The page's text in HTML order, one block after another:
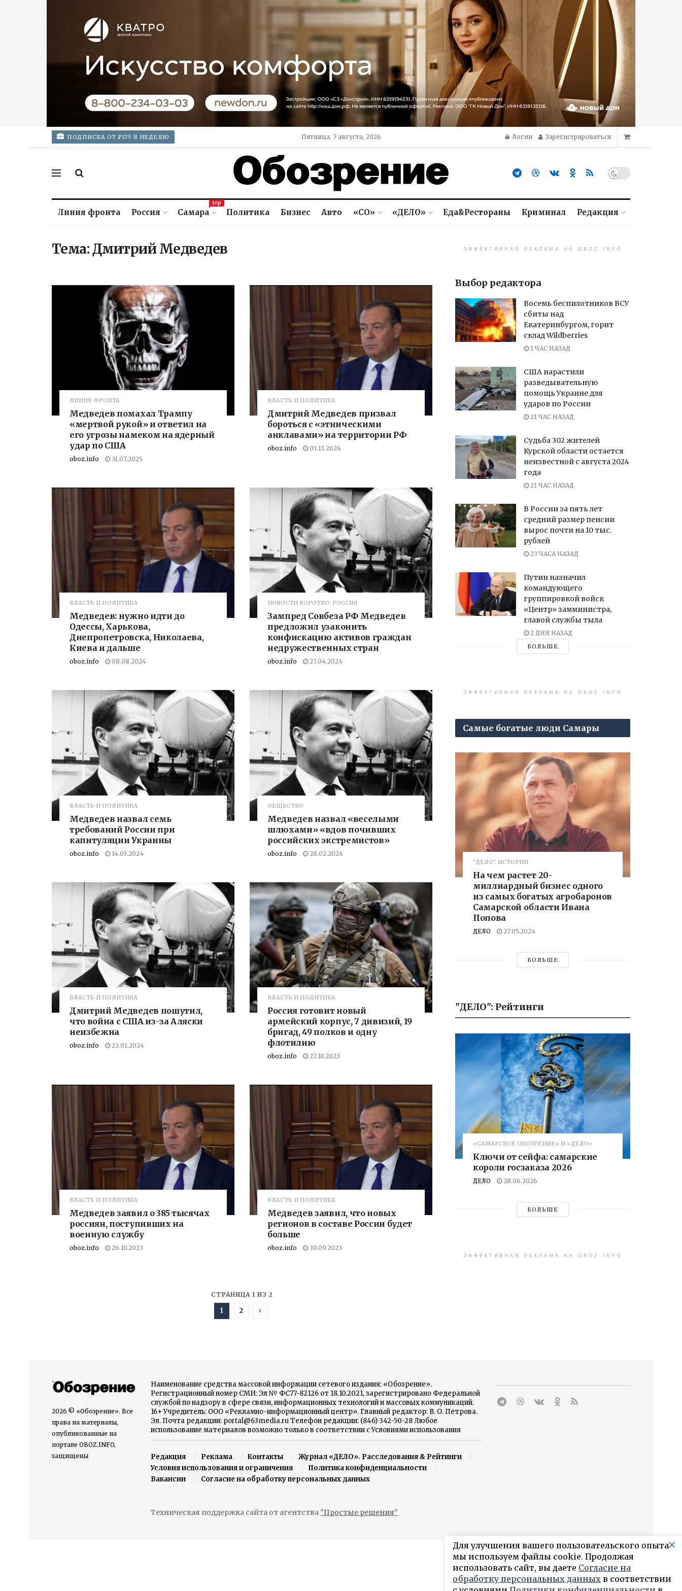
ПОДПИСКА ОТ ₽175 В НЕДЕЛЮ Пятница, 7 августа, 2026 Логин Зарегистрироваться
Линия фронта Россия Самара
top
Политика Бизнес Авто «СО» «ДЕЛО» Еда&Рестораны Криминал Редакция
Тема:Дмитрий Медведев
ЛИНИЯ ФРОНТА
Медведев помахал Трампу
«мертвой рукой» и ответил на
его угрозы намеком на ядерный
удар по США
oboz.info 31.07.2025
ВЛАСТЬ И ПОЛИТИКА
Дмитрий Медведев призвал
бороться с «этническими
анклавами» на территории РФ
oboz.info 01.11.2024
ВЛАСТЬ И ПОЛИТИКА
Медведев: нужно идти до
Одессы, Харькова,
Днепропетровска, Николаева,
Киева и дальше
oboz.info 08.08.2024
НОВОСТИ КОРОТКО: РОССИЯ
Зампред Совбеза РФ Медведев
предложил узаконить
конфискацию активов граждан
недружественных стран
oboz.info 27.04.2024
ВЛАСТЬ И ПОЛИТИКА
Медведев назвал семь
требований России при
капитуляции Украины
oboz.info 14.03.2024
ОБЩЕСТВО
Медведев назвал «веселыми
шлюхами» «вдов почивших
российских экстремистов»
oboz.info 28.02.2024
ВЛАСТЬ И ПОЛИТИКА
Дмитрий Медведев пошутил,
что война с США из-за Аляски
неизбежна
oboz.info 23.01.2024
ВЛАСТЬ И ПОЛИТИКА
Россия готовит новый
армейский корпус, 7 дивизий, 19
бригад, 49 полков и одну
флотилию
oboz.info 27.10.2023
ВЛАСТЬ И ПОЛИТИКА
Медведев заявил о 385 тысячах
россиян, поступивших на
военную службу
oboz.info 26.10.2023
ВЛАСТЬ И ПОЛИТИКА
Медведев заявил, что новых
регионов в составе России будет
больше
oboz.info 30.09.2023
СТРАНИЦА 1 ИЗ 2
1 2
ЭФФЕКТИВНАЯ РЕКЛАМА НА OBOZ.INFO
Выбор редактора
Восемь беспилотников ВСУ
сбиты над
Екатеринбургом, горит
склад Wildberries
1 ЧАС НАЗАД
США нарастили
разведывательную
помощь Украине для
ударов по России
21 ЧАС НАЗАД
Судьба 302 жителей
Курской области остается
неизвестной с августа 2024
года
21 ЧАС НАЗАД
В России за пять лет
средний размер пенсии
вырос почти на 10 тыс.
рублей
23 ЧАСА НАЗАД
Путин назначил
командующего
группировкой войск
«Центр» замминистра,
главой службы тыла
2 ДНЯ НАЗАД
БОЛЬШЕ
ЭФФЕКТИВНАЯ РЕКЛАМА НА OBOZ.INFO
Самые богатые люди Самары
"ДЕЛО". ИСТОРИИ
На чем растет 20-
миллиардный бизнес одного
из самых богатых агробаронов
Самарской области Ивана
Попова
ДЕЛО 27.05.2024
БОЛЬШЕ
"ДЕЛО": Рейтинги
«САМАРСКОЕ ОБОЗРЕНИЕ» И «ДЕЛО»
Ключи от сейфа: самарские
короли госзаказа 2026
ДЕЛО 28.06.2026
БОЛЬШЕ
ЭФФЕКТИВНАЯ РЕКЛАМА НА OBOZ.INFO
2026 © «Обозрение». Все
права на материалы,
опубликованные на
портале OBOZ.INFO,
защищены
Наименование средства массовой информации сетевого издания: «Обозрение».
Регистрационный номер СМИ: Эл № ФС77-82126 от 18.10.2021, зарегистрировано Федеральной
службой по надзору в сфере связи, информационных технологий и массовых коммуникаций.
16+ Учредитель: ООО «Рекламно-информационный центр». Главный редактор: В. О. Петрова.
Эл. Почта редакции: portal@63media.ru Телефон редакции: (846) 342-50-28 Любое
использование материалов возможно только в соответствии с Условиями использования
Редакция Реклама Контакты
Журнал «ДЕЛО». Расследования & Рейтинги
Условия использования и ограничения
Политика конфиденциальности
Вакансии
Согласие на обработку персональных данных
Техническая поддержка сайта от агентства "Простые решения"
Для улучшения вашего пользовательского опыта
мы используем файлы cookie. Продолжая
использовать сайт, вы даете Согласие на
обработку персональных данных в соответствии